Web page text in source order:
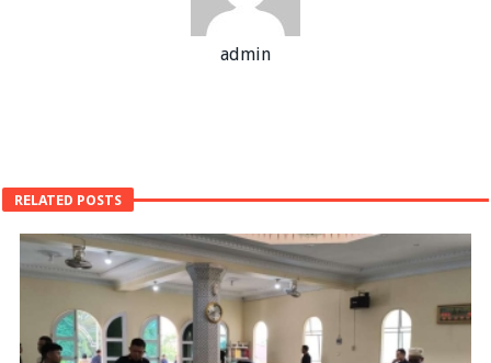
admin
RELATED POSTS